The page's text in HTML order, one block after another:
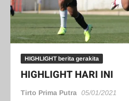
HIGHLIGHT berita gerakita
HIGHLIGHT HARI INI
Tirto Prima Putra 05/01/2021